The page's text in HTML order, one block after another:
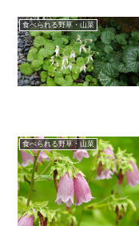
食べられる野草・山菜
食べられる野草・山菜